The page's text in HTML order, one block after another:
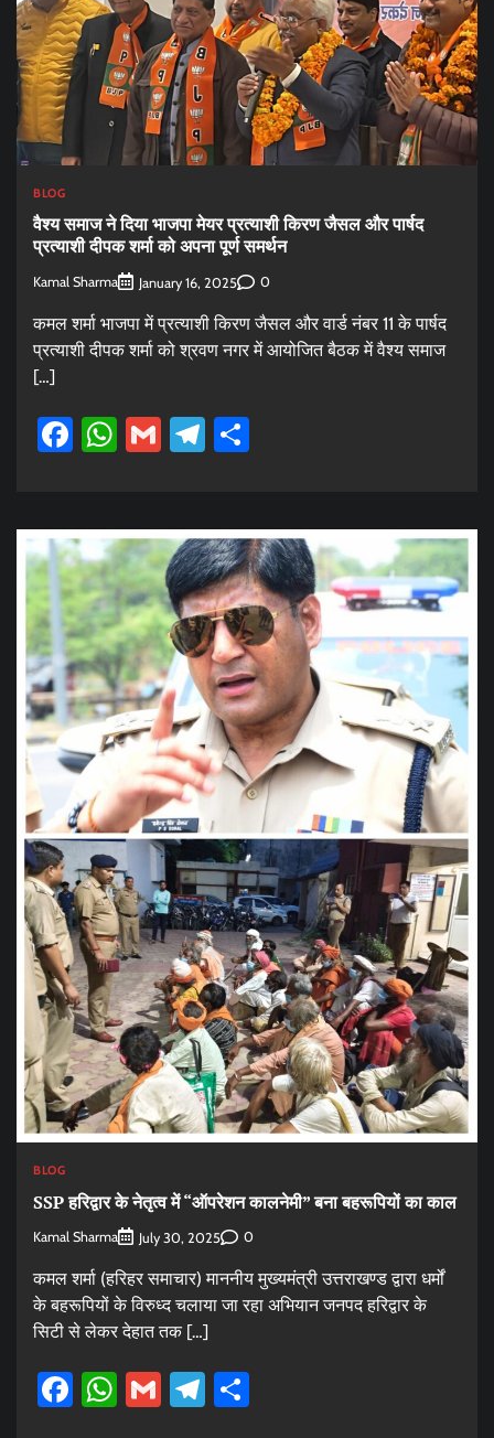
BLOG
वैश्य समाज ने दिया भाजपा मेयर प्रत्याशी किरण जैसल और पार्षद
प्रत्याशी दीपक शर्मा को अपना पूर्ण समर्थन
Kamal Sharma January 16, 2025 0
कमल शर्मा भाजपा में प्रत्याशी किरण जैसल और वार्ड नंबर 11 के पार्षद
प्रत्याशी दीपक शर्मा को श्रवण नगर में आयोजित बैठक में वैश्य समाज
[…]
Facebook
WhatsApp
GmailTelegram
BLOG
SSP हरिद्वार के नेतृत्व में “ऑपरेशन कालनेमी” बना बहरूपियों का काल
Kamal Sharma July 30, 2025 0
कमल शर्मा (हरिहर समाचार) माननीय मुख्यमंत्री उत्तराखण्ड द्वारा धर्मों
के बहरूपियों के विरुध्द चलाया जा रहा अभियान जनपद हरिद्वार के
सिटी से लेकर देहात तक […]
Facebook
WhatsApp
GmailTelegram